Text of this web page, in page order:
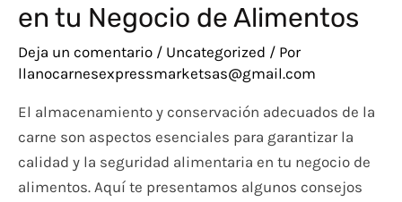
en tu Negocio de Alimentos
Deja un comentario / Uncategorized / Por
llanocarnesexpressmarketsas@gmail.com
El almacenamiento y conservación adecuados de la
carne son aspectos esenciales para garantizar la
calidad y la seguridad alimentaria en tu negocio de
alimentos. Aquí te presentamos algunos consejos